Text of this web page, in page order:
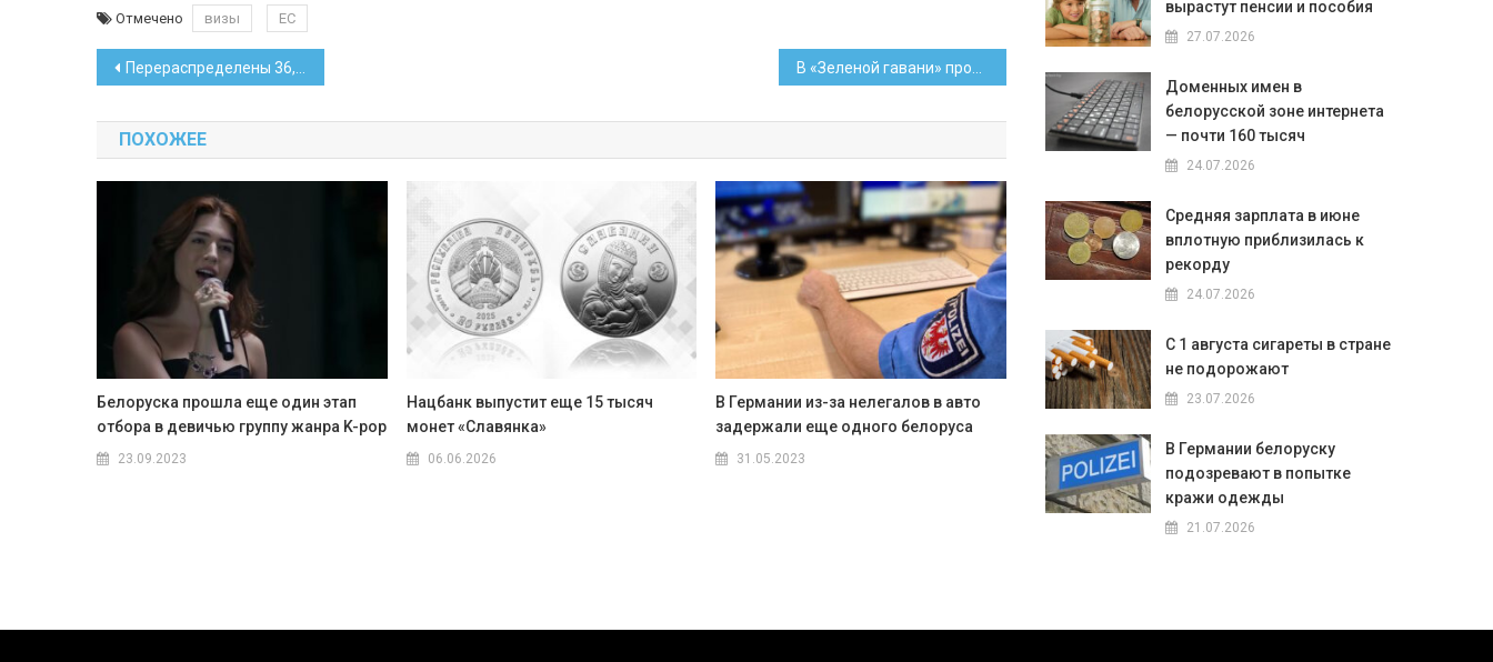
Отмечено визы ЕС
Навигация
по
записям
Перераспределены 36,5 млн рублей республиканского бюджета В «Зеленой гавани» пройдет сеанс хаски-терапии
ПОХОЖЕЕ
Белоруска прошла еще один этап
отбора в девичью группу жанра K-pop
23.09.2023
Нацбанк выпустит еще 15 тысяч
монет «Славянка»
06.06.2026
В Германии из-за нелегалов в авто
задержали еще одного белоруса
31.05.2023
вырастут пенсии и пособия
27.07.2026
Доменных имен в
белорусской зоне интернета
— почти 160 тысяч
24.07.2026
Средняя зарплата в июне
вплотную приблизилась к
рекорду
24.07.2026
С 1 августа сигареты в стране
не подорожают
23.07.2026
В Германии белоруску
подозревают в попытке
кражи одежды
21.07.2026